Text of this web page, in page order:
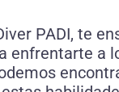
PADI, te
enfrentarte a